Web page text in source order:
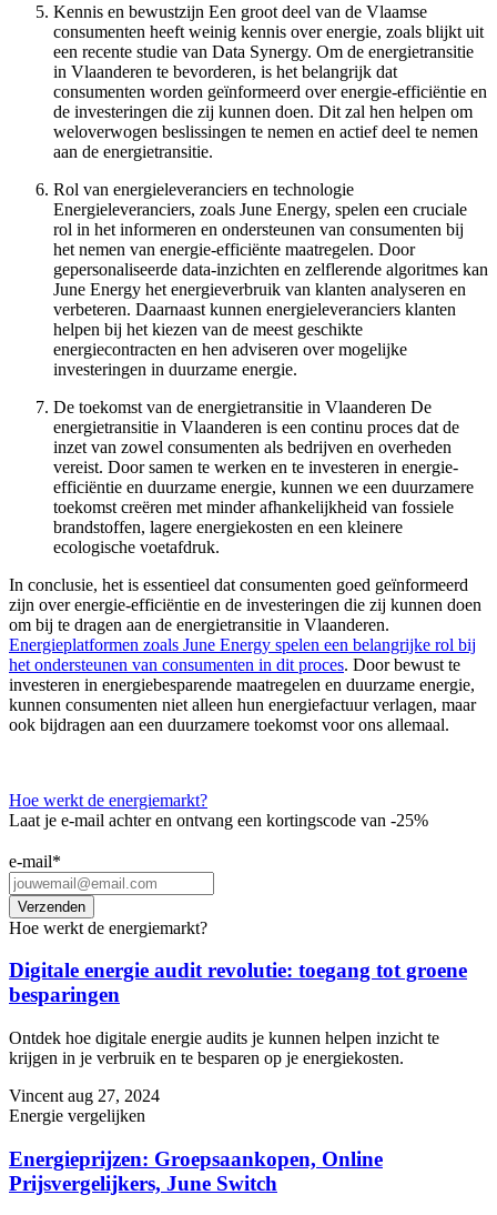
Kennis en bewustzijn Een groot deel van de Vlaamse
consumenten heeft weinig kennis over energie, zoals blijkt uit
een recente studie van Data Synergy. Om de energietransitie
in Vlaanderen te bevorderen, is het belangrijk dat
consumenten worden geïnformeerd over energie-efficiëntie en
de investeringen die zij kunnen doen. Dit zal hen helpen om
weloverwogen beslissingen te nemen en actief deel te nemen
aan de energietransitie.
Rol van energieleveranciers en technologie
Energieleveranciers, zoals June Energy, spelen een cruciale
rol in het informeren en ondersteunen van consumenten bij
het nemen van energie-efficiënte maatregelen. Door
gepersonaliseerde data-inzichten en zelflerende algoritmes kan
June Energy het energieverbruik van klanten analyseren en
verbeteren. Daarnaast kunnen energieleveranciers klanten
helpen bij het kiezen van de meest geschikte
energiecontracten en hen adviseren over mogelijke
investeringen in duurzame energie.
De toekomst van de energietransitie in Vlaanderen De
energietransitie in Vlaanderen is een continu proces dat de
inzet van zowel consumenten als bedrijven en overheden
vereist. Door samen te werken en te investeren in energie-
efficiëntie en duurzame energie, kunnen we een duurzamere
toekomst creëren met minder afhankelijkheid van fossiele
brandstoffen, lagere energiekosten en een kleinere
ecologische voetafdruk.
In conclusie, het is essentieel dat consumenten goed geïnformeerd
zijn over energie-efficiëntie en de investeringen die zij kunnen doen
om bij te dragen aan de energietransitie in Vlaanderen.
Energieplatformen zoals June Energy spelen een belangrijke rol bij
het ondersteunen van consumenten in dit proces. Door bewust te
investeren in energiebesparende maatregelen en duurzame energie,
kunnen consumenten niet alleen hun energiefactuur verlagen, maar
ook bijdragen aan een duurzamere toekomst voor ons allemaal.
Hoe werkt de energiemarkt?
Laat je e-mail achter en ontvang een kortingscode van -25%
e-mail*
Hoe werkt de energiemarkt?
Digitale energie audit revolutie: toegang tot groene
besparingen
Ontdek hoe digitale energie audits je kunnen helpen inzicht te
krijgen in je verbruik en te besparen op je energiekosten.
Vincent aug 27, 2024
Energie vergelijken
Energieprijzen: Groepsaankopen, Online
Prijsvergelijkers, June Switch